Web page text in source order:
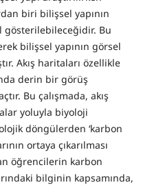
biri bilişsel yapının
gösterilebileceğidir. Bu
bilişsel yapının görsel
Akış haritaları özellikle
derin bir görüş
Bu çalışmada, akış
yoluyla biyoloji
döngülerden ‘karbon
ortaya çıkarılması
öğrencilerin karbon
bilginin kapsamında,